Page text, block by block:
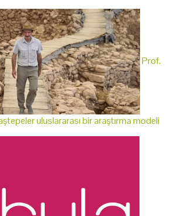
Prof.
uluslararası bir araştırma modeli